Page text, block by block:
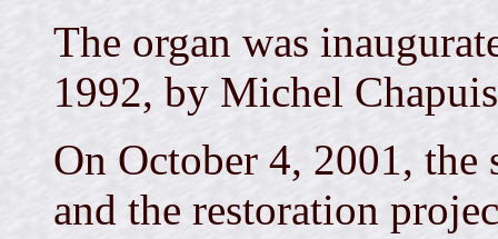
The organ was
1992, by Michel
On October 4, 2001, the
and the restoration